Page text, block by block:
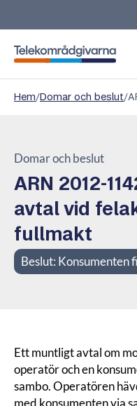
Telekområdgivarna
Hem/Domar och beslut/
Domar och beslut
ARN 2012-
avtal vid
fullmakt
Beslut: Konsumenten
Ett muntligt avtal om
operatör och en
sambo. Operatören
med konsumenten via